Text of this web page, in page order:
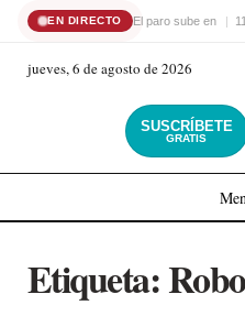
EN DIRECTO El paro sube en
jueves, 6 de agosto de 2026
SUSCRÍBETE
GRATIS
Etiqueta: